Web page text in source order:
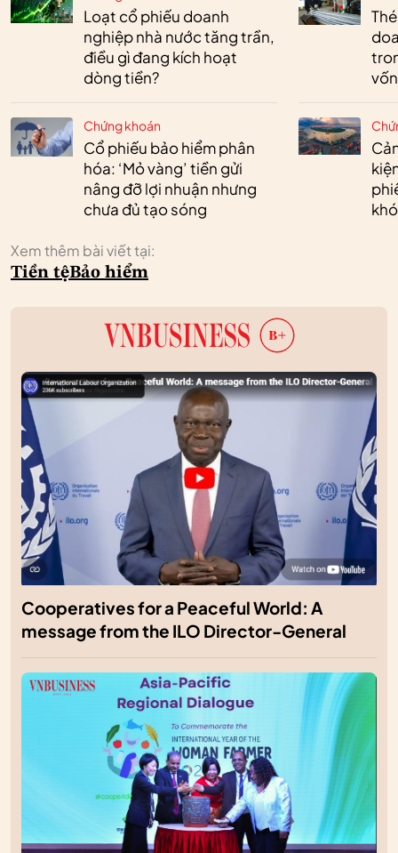
Loạt cổ phiếu doanh
nghiệp nhà nước tăng trần,
điều gì đang kích hoạt
dòng tiền?
Chứng khoán
Cổ phiếu bảo hiểm phân
hóa: ‘Mỏ vàng’ tiền gửi
nâng đỡ lợi nhuận nhưng
chưa đủ tạo sóng
vốn
Xem thêm bài viết tại:
Tiền tệBảo hiểm
Cooperatives for a Peaceful World: A
message from the ILO Director-General